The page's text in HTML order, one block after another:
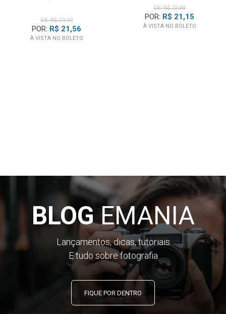
DE: R$ 23,43
POR: R$ 21,56
À VISTA NO BOLETO
DE: R$ 22,99
POR: R$ 21,15
À VISTA NO BOLETO
BLOGEMANIA
Lançamentos, dicas, tutoriais
E tudo sobre fotografia
FIQUE POR DENTRO